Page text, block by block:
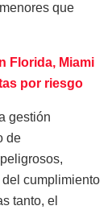
que
Florida, Miami
por riesgo
gestión
de
cumplimiento
tanto, el